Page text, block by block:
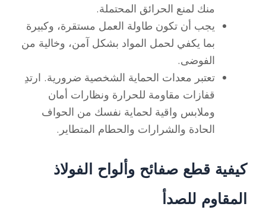
منك لمنع الحرائق المحتملة.
يجب أن تكون طاولة العمل مستقرة، وكبيرة
بما يكفي لحمل المواد بشكل آمن، وخالية من
الفوضى.
تعتبر معدات الحماية الشخصية ضرورية. ارتدِ
قفازات مقاومة للحرارة ونظارات أمان
وملابس واقية لحماية نفسك من الحواف
الحادة والشرارات والحطام المتطاير.
كيفية قطع صفائح وألواح الفولاذ
المقاوم للصدأ